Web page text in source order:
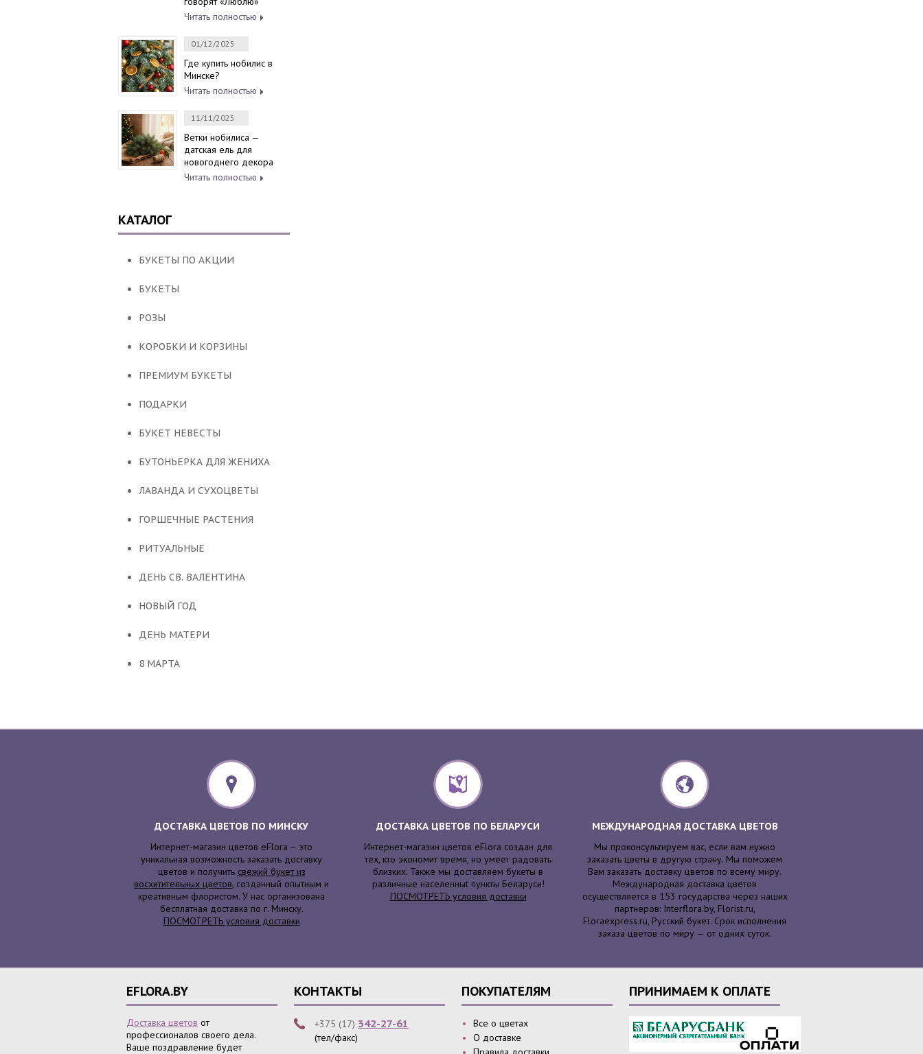
Читать полностью
01/12/2025
Где купить нобилис в
Минске?
Читать полностью
11/11/2025
Ветки нобилиса —
датская ель для
новогоднего декора
Читать полностью
КАТАЛОГ
БУКЕТЫ ПО АКЦИИ
БУКЕТЫ
РОЗЫ
КОРОБКИ И КОРЗИНЫ
ПРЕМИУМ БУКЕТЫ
ПОДАРКИ
БУКЕТ НЕВЕСТЫ
БУТОНЬЕРКА ДЛЯ ЖЕНИХА
ЛАВАНДА И СУХОЦВЕТЫ
ГОРШЕЧНЫЕ РАСТЕНИЯ
РИТУАЛЬНЫЕ
ДЕНЬ СВ. ВАЛЕНТИНА
НОВЫЙ ГОД
ДЕНЬ МАТЕРИ
8 МАРТА
ДОСТАВКА ЦВЕТОВ ПО МИНСКУ
Интернет-магазин цветов eFlora – это
уникальная возможность заказать доставку
цветов и получить свежий букет из
восхитительных цветов, созданный опытным и
креативным флористом. У нас организована
бесплатная доставка по г. Минску.
ПОСМОТРЕТЬ условия доставки
ДОСТАВКА ЦВЕТОВ ПО БЕЛАРУСИ
Интернет-магазин цветов eFlora создан для
тех, кто экономит время, но умеет радовать
близких. Также мы доставляем букеты в
различные населенныt пункты Беларуси!
ПОСМОТРЕТЬ условия доставки
МЕЖДУНАРОДНАЯ ДОСТАВКА ЦВЕТОВ
Мы проконсультируем вас, если вам нужно
заказать цветы в другую страну. Мы поможем
Вам заказать доставку цветов по всему миру.
Международная доставка цветов
осуществляется в 153 государства через наших
партнеров: Interflora.by, Florist.ru,
Floraexpress.ru, Русский букет. Срок исполнения
заказа цветов по миру — от одних суток.
EFLORA.BY
Доставка цветов от
профессионалов своего дела.
Ваше поздравление будет
КОНТАКТЫ
+375 (17) 342-27-61
(тел/факс)
ПОКУПАТЕЛЯМ
Все о цветах
О доставке
ПРИНИМАЕМ К ОПЛАТЕ